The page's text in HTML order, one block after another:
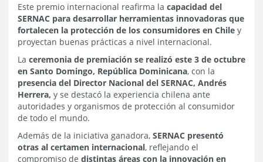
Este premio internacional reafirma la capacidad del
SERNAC para desarrollar herramientas innovadoras que
fortalecen la protección de los consumidores en Chile y
proyectan buenas prácticas a nivel internacional.
La ceremonia de premiación se realizó este 3 de octubre
en Santo Domingo, República Dominicana, con la
presencia del Director Nacional del SERNAC, Andrés
Herrera, y se destacó la experiencia chilena ante
autoridades y organismos de protección al consumidor
de todo el mundo.
Además de la iniciativa ganadora, SERNAC presentó
otras al certamen internacional, reflejando el
compromiso de distintas áreas con la innovación en